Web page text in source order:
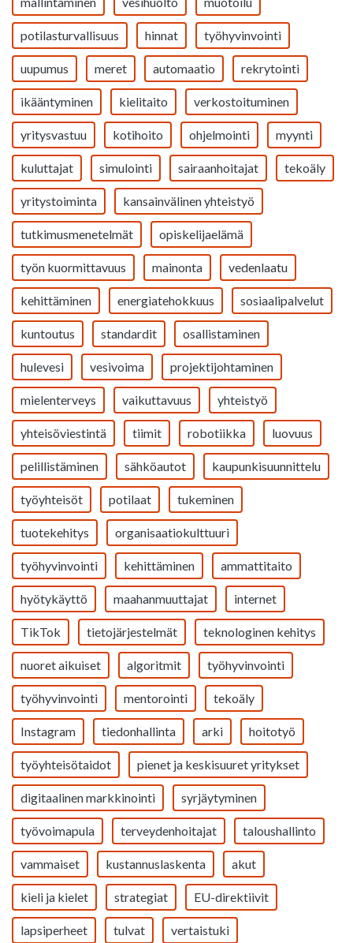
potilasturvallisuus hinnat työhyvinvointi
uupumus meret automaatio rekrytointi
ikääntyminen kielitaito verkostoituminen
yritysvastuu kotihoito ohjelmointi myynti
kuluttajat simulointi sairaanhoitajat tekoäly
yritystoiminta kansainvälinen yhteistyö
tutkimusmenetelmät opiskelijaelämä
työn kuormittavuus mainonta vedenlaatu
kehittäminen energiatehokkuus sosiaalipalvelut
kuntoutus standardit osallistaminen
hulevesi vesivoima projektijohtaminen
mielenterveys vaikuttavuus yhteistyö
yhteisöviestintä tiimit robotiikka luovuus
pelillistäminen sähköautot kaupunkisuunnittelu
työyhteisöt potilaat tukeminen
tuotekehitys organisaatiokulttuuri
työhyvinvointi kehittäminen ammattitaito
hyötykäyttö maahanmuuttajat internet
TikTok tietojärjestelmät teknologinen kehitys
nuoret aikuiset algoritmit työhyvinvointi
työhyvinvointi mentorointi tekoäly
Instagram tiedonhallinta arki hoitotyö
työyhteisötaidot pienet ja keskisuuret yritykset
digitaalinen markkinointi syrjäytyminen
työvoimapula terveydenhoitajat taloushallinto
vammaiset kustannuslaskenta akut
kieli ja kielet strategiat EU-direktiivit
lapsiperheet tulvat vertaistuki